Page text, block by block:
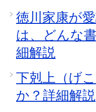
徳川家康が
は、どんな
細解説
下剋上（げ
か？詳細解説